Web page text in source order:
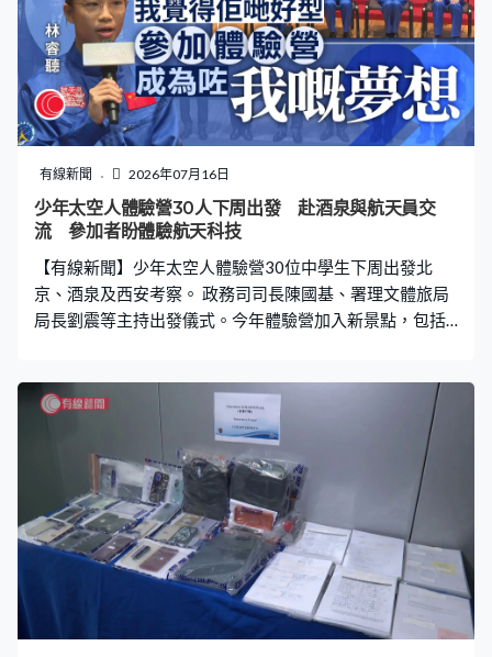
應，在午睡時間不停哭鬧。負責的陳姓女老師不但沒有進
行任何安撫，反而直接上手粗暴壓制。她將男嬰的雙手拉
過頭頂，並用自己的身體死死壓住男嬰的雙腿，令其完全
動彈不得。在整整29分鐘，男嬰在恐懼中不斷掙扎嘗試抬
頭，但每次都被該老師強行按回床上，導致頭部反覆猛烈
撞擊床欄。施暴一直持續到12時20分，該名老師未曾一刻
鬆手。 直至翌日，郭女士察覺兒子有異，不但情緒極度反
覆、黏人、無故嚎哭，狀態與平時判若兩人，於是向育嬰
園要求查看閉路電視，始揭發事件。當親眼目睹愛兒被折
即時報警。 施暴者僅被「
有線新聞 2026年07月16日
少年太空人體驗營30人下周出發 赴酒泉與航天員交
流 參加者盼體驗航天科技
【有線新聞】少年太空人體驗營30位中學生下周出發北
京、酒泉及西安考察。 政務司司長陳國基、署理文體旅局
局長劉震等主持出發儀式。今年體驗營加入新景點，包括
營，為未來投身航天科研作準備。參加者陳籽熹：「我最
期待到哪裏參觀？就是酒泉發射中心。因為它見證了中國
航天事業很多第一，第一載人航天的火箭發射、最大的火
箭發射基地都是酒泉發射中心，希望透過體驗營用五感親
身體驗航天科技真實的一面。」參加者林睿聽：「小學三
年級有一次在太空館看到相關宣傳片段，參加者不單可參
觀火箭發射塔，也可穿着航天服。當時我不但覺得他們很
有型，參加體驗營已成為我的夢想。」